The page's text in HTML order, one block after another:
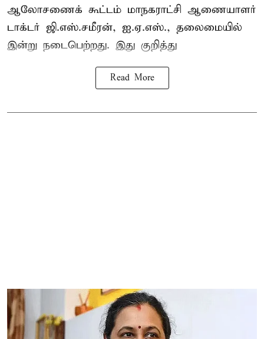
ஆலோசணைக் கூட்டம் மாநகராட்சி ஆணையாளர்
டாக்டர் ஜி.எஸ்.சமீரன், ஐ.ஏ.எஸ்., தலைமையில்
இன்று நடைபெற்றது. இது குறித்து
Read More